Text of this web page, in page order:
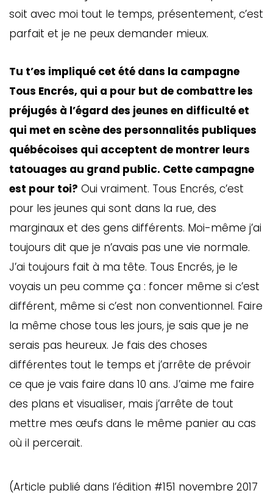
soit avec moi tout le temps, présentement, c’est
parfait et je ne peux demander mieux.
Tu t’es impliqué cet été dans la campagne
Tous Encrés, qui a pour but de combattre les
préjugés à l’égard des jeunes en difficulté et
qui met en scène des personnalités publiques
québécoises qui acceptent de montrer leurs
tatouages au grand public. Cette campagne
est pour toi? Oui vraiment. Tous Encrés, c’est
pour les jeunes qui sont dans la rue, des
marginaux et des gens différents. Moi-même j’ai
toujours dit que je n’avais pas une vie normale.
J’ai toujours fait à ma tête. Tous Encrés, je le
voyais un peu comme ça : foncer même si c’est
différent, même si c’est non conventionnel. Faire
la même chose tous les jours, je sais que je ne
serais pas heureux. Je fais des choses
différentes tout le temps et j’arrête de prévoir
ce que je vais faire dans 10 ans. J’aime me faire
des plans et visualiser, mais j’arrête de tout
mettre mes œufs dans le même panier au cas
où il percerait.
(Article publié dans l’édition #151 novembre 2017